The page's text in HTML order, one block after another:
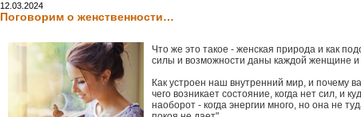
12.03.2024
Поговорим о женственности…
Что же это такое - женская природа и как
силы и возможности даны каждой женщине и
Как устроен наш внутренний мир, и почему
чего возникает состояние, когда нет сил, и
наоборот - когда энергии много, но она не